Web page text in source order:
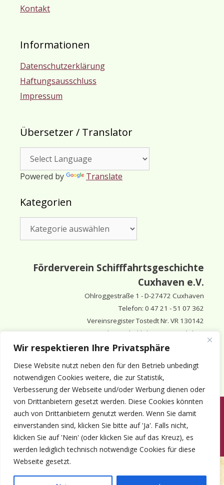
Wir respektieren Ihre Privatsphäre
Diese Website nutzt neben den für den Betrieb unbedingt
notwendigen Cookies weitere, die zur Statistik,
Verbesserung der Webseite und/oder Werbung dienen oder
von Drittanbietern gesetzt werden. Diese Cookies könnten
auch von Drittanbietern genutzt werden. Wenn Sie damit
einverstanden sind, klicken Sie bitte auf 'Ja'. Falls nicht,
klicken Sie auf 'Nein' (oder klicken Sie auf das Kreuz), es
werden lediglich technisch notwendige Cookies für diese
Webseite gesetzt.
Kontakt
Informationen
Datenschutzerklärung
Haftungsausschluss
Impressum
Übersetzer / Translator
Powered by Translate
Kategorien
Förderverein Schifffahrtsgeschichte
Cuxhaven e.V.
Ohlroggestraße 1 - D-27472 Cuxhaven
Telefon: 0 47 21 - 51 07 362
Vereinsregister Tostedt Nr. VR 130142
Vorsitzender & inhaltlich Verantwortlicher:
Horst Huthsfeldt
Stellv. Vorsitzender: Eberhard Hewicker
Anmelden Aktuelles Termine Mitgliedschaft
Kontakt
© 1980-2026 Förderverein Schifffahrtsgeschichte Cuxhaven e.V. · ©
2022-2026 made and supported by Intercura